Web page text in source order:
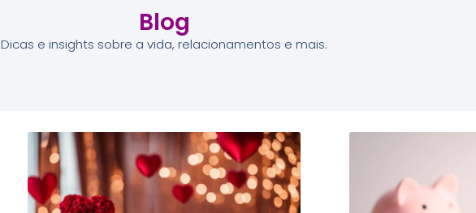
Blog
Dicas e insights sobre a vida, relacionamentos e mais.